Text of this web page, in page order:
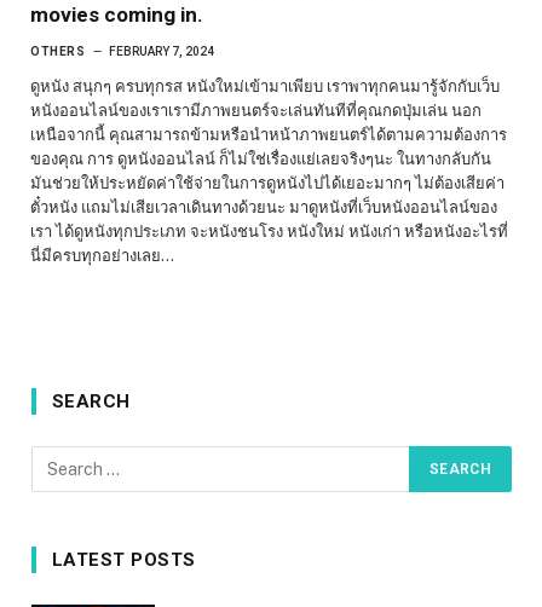
movies coming in.
OTHERS FEBRUARY 7, 2024
ดูหนัง สนุกๆ ครบทุกรส หนังใหม่เข้ามาเพียบ เราพาทุกคนมารู้จักกับเว็บ
หนังออนไลน์ของเราเรามีภาพยนตร์จะเล่นทันทีที่คุณกดปุ่มเล่น นอก
เหนือจากนี้ คุณสามารถข้ามหรือนำหน้าภาพยนตร์ได้ตามความต้องการ
ของคุณ การ ดูหนังออนไลน์ ก็ไม่ใช่เรื่องแย่เลยจริงๆนะ ในทางกลับกัน
มันช่วยให้ประหยัดค่าใช้จ่ายในการดูหนังไปได้เยอะมากๆ ไม่ต้องเสียค่า
ตั๋วหนัง แถมไม่เสียเวลาเดินทางด้วยนะ มาดูหนังที่เว็บหนังออนไลน์ของ
เรา ได้ดูหนังทุกประเภท จะหนังชนโรง หนังใหม่ หนังเก่า หรือหนังอะไรที่
นี่มีครบทุกอย่างเลย…
SEARCH
LATEST POSTS